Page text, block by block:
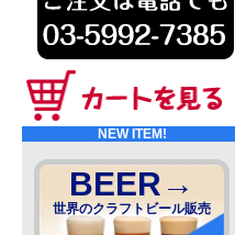
NEW ITEM!
BEER→
世界のクラフトビール販売